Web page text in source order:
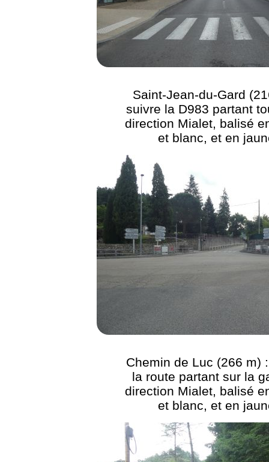
Saint-Jean-du-Gard
suivre la D983 partant
direction Mialet, balisé
et blanc, et en
Chemin de Luc (266 m)
la route partant sur la
direction Mialet, balisé
et blanc, et en